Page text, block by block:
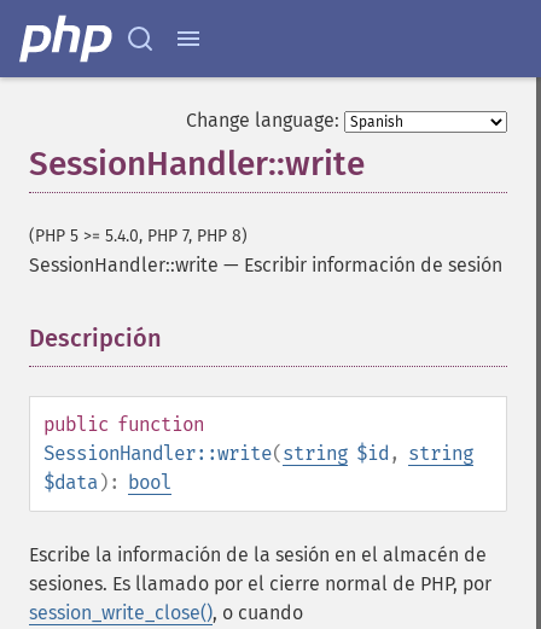
Change language:
SessionHandler::write
(PHP 5 >= 5.4.0, PHP 7, PHP 8)
SessionHandler::write — Escribir información de sesión
Descripción
public function
SessionHandler::write(string $id , string
$data): bool
Escribe la información de la sesión en el almacén de
sesiones. Es llamado por el cierre normal de PHP, por
session_write_close(), o cuando